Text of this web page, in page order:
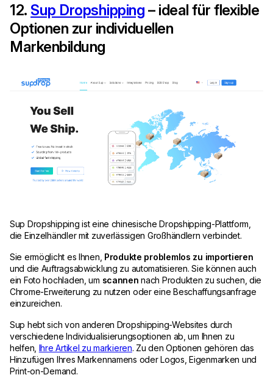
12. Sup Dropshipping – ideal für flexible
Optionen zur individuellen
Markenbildung
Sup Dropshipping ist eine chinesische Dropshipping-Plattform,
die Einzelhändler mit zuverlässigen Großhändlern verbindet.
Sie ermöglicht es Ihnen, Produkte problemlos zu importieren
und die Auftragsabwicklung zu automatisieren. Sie können auch
ein Foto hochladen, um scannen nach Produkten zu suchen, die
Chrome-Erweiterung zu nutzen oder eine Beschaffungsanfrage
einzureichen.
Sup hebt sich von anderen Dropshipping-Websites durch
verschiedene Individualisierungsoptionen ab, um Ihnen zu
helfen, Ihre Artikel zu markieren. Zu den Optionen gehören das
Hinzufügen Ihres Markennamens oder Logos, Eigenmarken und
Print-on-Demand.